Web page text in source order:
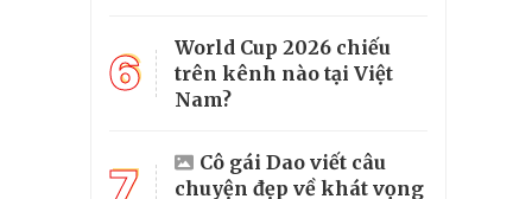
6
World Cup 2026 chiếu
trên kênh nào tại Việt
Nam?
7
Cô gái Dao viết câu
chuyện đẹp về khát vọng